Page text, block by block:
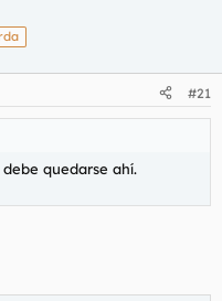
#21
quedarse ahí.